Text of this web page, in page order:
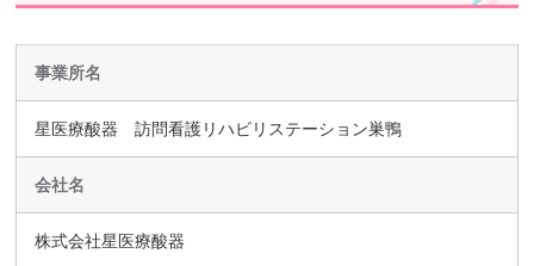
事業所名
星医療酸器 訪問看護リハビリステーション巣鴨
会社名
株式会社星医療酸器